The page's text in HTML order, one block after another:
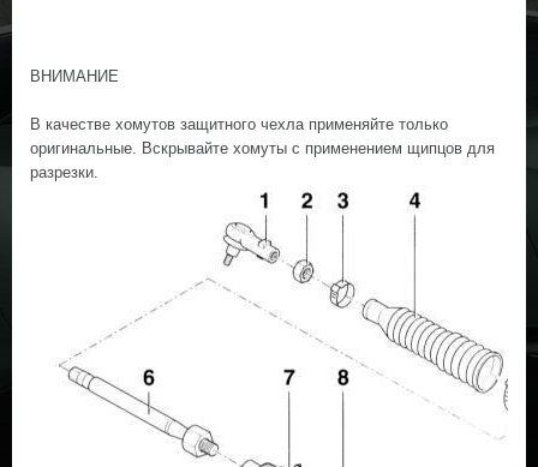
ВНИМАНИЕ
В качестве хомутов защитного чехла применяйте только
оригинальные. Вскрывайте хомуты с применением щипцов для
разрезки.